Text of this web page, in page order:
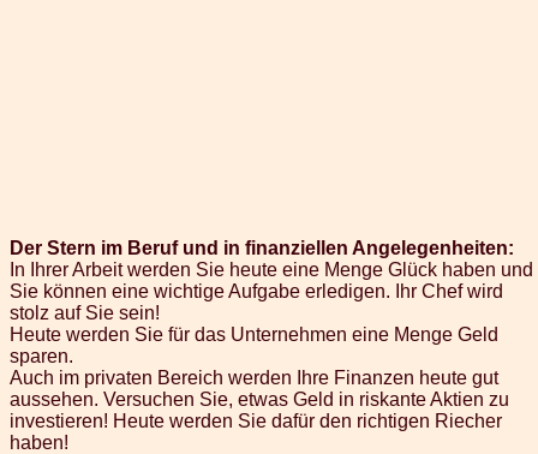
Der Stern im Beruf und in finanziellen Angelegenheiten:
In Ihrer Arbeit werden Sie heute eine Menge Glück haben und
Sie können eine wichtige Aufgabe erledigen. Ihr Chef wird
stolz auf Sie sein!
Heute werden Sie für das Unternehmen eine Menge Geld
sparen.
Auch im privaten Bereich werden Ihre Finanzen heute gut
aussehen. Versuchen Sie, etwas Geld in riskante Aktien zu
investieren! Heute werden Sie dafür den richtigen Riecher
haben!